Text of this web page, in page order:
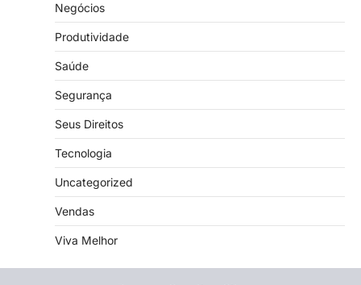
Negócios
Produtividade
Saúde
Segurança
Seus Direitos
Tecnologia
Uncategorized
Vendas
Viva Melhor